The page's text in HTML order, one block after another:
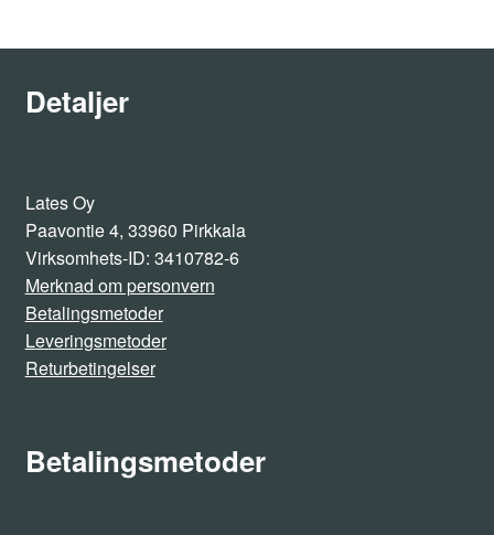
Detaljer
Lates Oy
Paavontie 4, 33960 Pirkkala
Virksomhets-ID: 3410782-6
Merknad om personvern
Betalingsmetoder
Leveringsmetoder
Returbetingelser
Betalingsmetoder